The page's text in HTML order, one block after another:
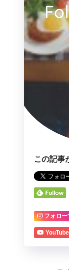
この記事
フォロー
YouTube